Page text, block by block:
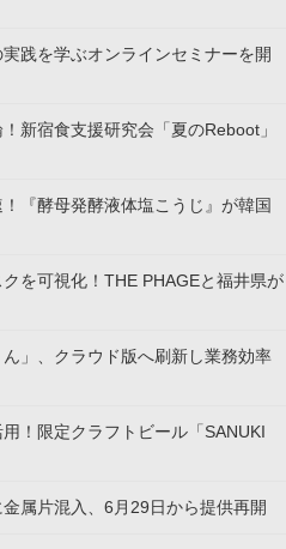
践を学ぶオンラインセミナーを開
新宿食支援研究会「夏のReboot」
『酵母発酵液体塩こうじ』が韓国
を可視化！THE PHAGEと福井県が
」、クラウド版へ刷新し業務効率
！限定クラフトビール「SANUKI
属片混入、6月29日から提供再開